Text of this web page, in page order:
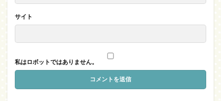
サイト
私はロボットではありません。